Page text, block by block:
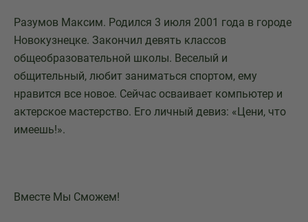
Разумов Максим. Родился 3 июля 2001 года в городе
Новокузнецке. Закончил девять классов
общеобразовательной школы. Веселый и
общительный, любит заниматься спортом, ему
нравится все новое. Сейчас осваивает компьютер и
актерское мастерство. Его личный девиз: «Цени, что
имеешь!».
Вместе Мы Сможем!